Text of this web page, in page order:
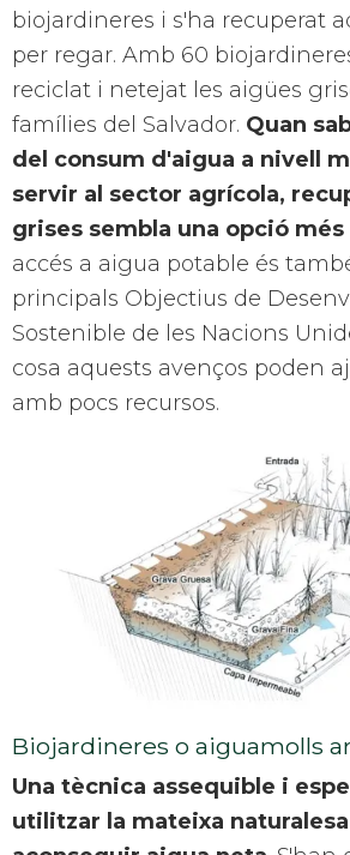
biojardineres i s'ha recuperat
per regar. Amb 60
reciclat i netejat les aigües
famílies del Salvador. Quan
del consum d'aigua a nivell
servir al sector agrícola,
grises sembla una opció més
accés a aigua potable és
principals Objectius de
Sostenible de les Nacions
cosa aquests avenços poden
amb pocs recursos.
Biojardineres o aiguamolls
Una tècnica assequible i
utilitzar la mateixa